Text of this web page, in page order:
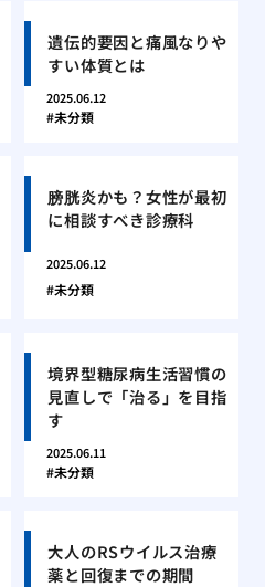
遺伝的要因と痛風なりや
すい体質とは
2025.06.12
未分類
膀胱炎かも？女性が最初
に相談すべき診療科
2025.06.12
未分類
境界型糖尿病生活習慣の
見直しで「治る」を目指
す
2025.06.11
未分類
大人のRSウイルス治療
薬と回復までの期間